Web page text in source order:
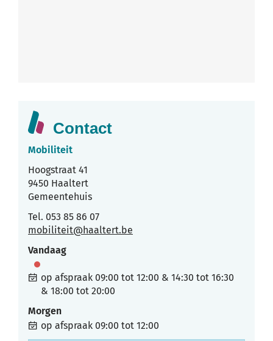
Contact
Mobiliteit
Adres
Hoogstraat 41
,9450 Haaltert
Gemeentehuis
Tel. 053 85 86 07
E-
mobiliteit@haaltert.be
Vandaag
op afspraak 09:00 tot 12:00 & 14:30 tot 16:30
& 18:00 tot 20:00
Morgen
op afspraak 09:00 tot 12:00